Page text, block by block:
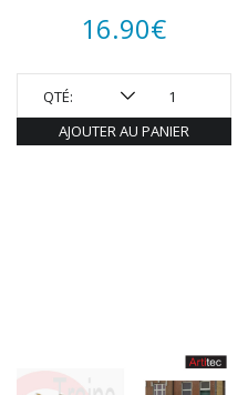
16.90€
QTÉ:
AJOUTER AU PANIER